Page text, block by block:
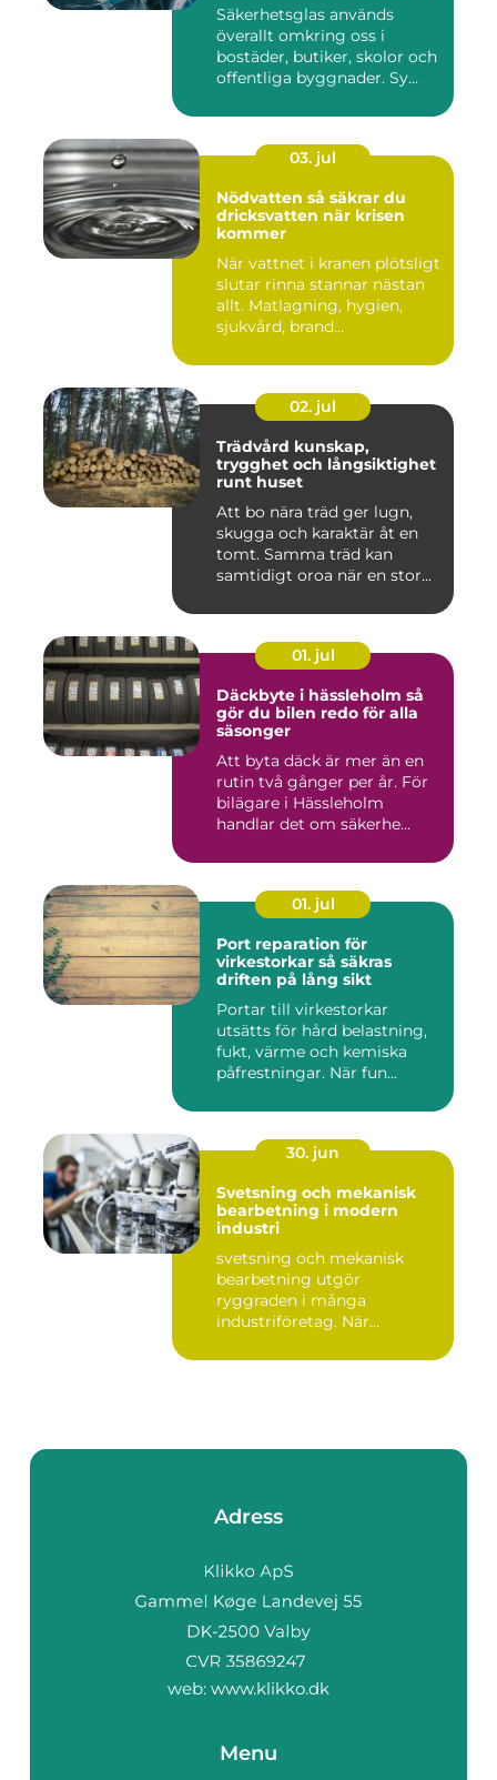
Säkerhetsglas används
överallt omkring oss i
bostäder, butiker, skolor och
offentliga byggnader. Sy...
03. jul
Nödvatten så säkrar du
dricksvatten när krisen
kommer
När vattnet i kranen plötsligt
slutar rinna stannar nästan
allt. Matlagning, hygien,
sjukvård, brand...
02. jul
Trädvård kunskap,
trygghet och långsiktighet
runt huset
Att bo nära träd ger lugn,
skugga och karaktär åt en
tomt. Samma träd kan
samtidigt oroa när en stor...
01. jul
Däckbyte i hässleholm så
gör du bilen redo för alla
säsonger
Att byta däck är mer än en
rutin två gånger per år. För
bilägare i Hässleholm
handlar det om säkerhe...
01. jul
Port reparation för
virkestorkar så säkras
driften på lång sikt
Portar till virkestorkar
utsätts för hård belastning,
fukt, värme och kemiska
påfrestningar. När fun...
30. jun
Svetsning och mekanisk
bearbetning i modern
industri
svetsning och mekanisk
bearbetning utgör
ryggraden i många
industriföretag. När
Adress
web: www.klikko.dk
Menu